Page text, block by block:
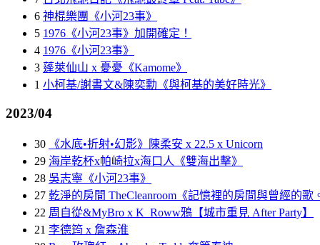
6 神棍樂團《小河23事》
5 1976《小河23事》加開確定！
4 1976《小河23事》
3 蓬萊仙山 x 憂憂《Kamome》
1 小柯基/謝書文&陳奕勳《與柯基的美好時光》
2023/04
30
《水底•折射•幻影》陳柔安 x 22.5 x Unicorn
29 海岸乾杯x帕崎拉x海口人《雙海出擊》
28 吳志寧《小河23事》
27 乾淨的房間 TheCleanroom《記憶裡的房間與曾經的歌
22 周自從&MyBro x K_Roww鴉【城市重見 After Party】
21 李德筠 x 詹森淮